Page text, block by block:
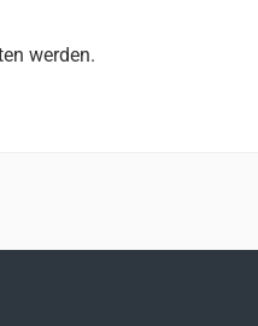
werden.